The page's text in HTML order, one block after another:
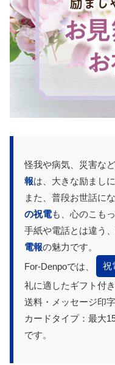
怪我や病気、災害な
報は、大きな励まし
また、普段お世話に
の祝電も、心のこも
手紙や電話とは違う
電報の魅力です。
For-Denpoでは、
祝
礼に適したギフト付
送料・メッセージ印
カードタイプ：最大
です。